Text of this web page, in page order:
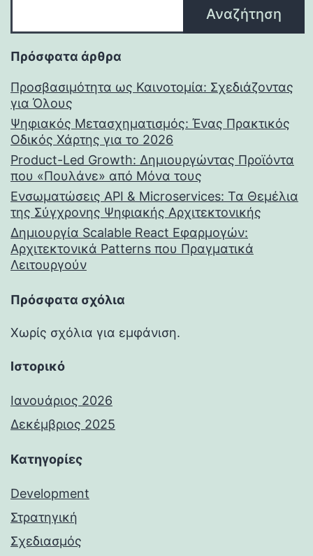
Αναζήτηση
Πρόσφατα άρθρα
Προσβασιμότητα ως Καινοτομία: Σχεδιάζοντας
για Όλους
Ψηφιακός Μετασχηματισμός: Ένας Πρακτικός
Οδικός Χάρτης για το 2026
Product-Led Growth: Δημιουργώντας Προϊόντα
που «Πουλάνε» από Μόνα τους
Ενσωματώσεις API & Microservices: Τα Θεμέλια
της Σύγχρονης Ψηφιακής Αρχιτεκτονικής
Δημιουργία Scalable React Εφαρμογών:
Αρχιτεκτονικά Patterns που Πραγματικά
Λειτουργούν
Πρόσφατα σχόλια
Χωρίς σχόλια για εμφάνιση.
Ιστορικό
Ιανουάριος 2026
Δεκέμβριος 2025
Kατηγορίες
Development
Στρατηγική
Σχεδιασμός